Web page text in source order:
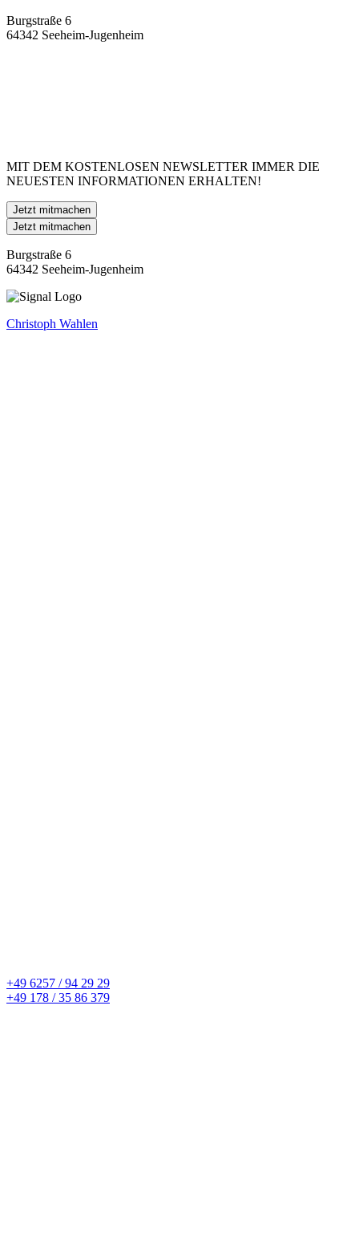
Burgstraße 6
64342 Seeheim-Jugenheim
MIT DEM KOSTENLOSEN NEWSLETTER IMMER DIE
NEUESTEN INFORMATIONEN ERHALTEN!
Jetzt mitmachen
Jetzt mitmachen
Burgstraße 6
64342 Seeheim-Jugenheim
Christoph Wahlen
+49 6257 / 94 29 29
+49 178 / 35 86 379